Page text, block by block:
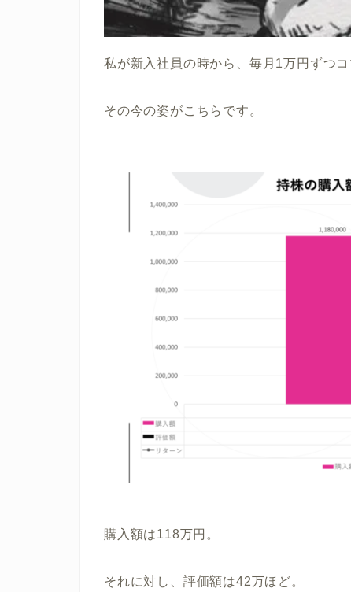
私が新入社員の時から、毎月1万円ずつ
その今の姿がこちらです。
購入額は118万円。
それに対し、評価額は42万ほど。